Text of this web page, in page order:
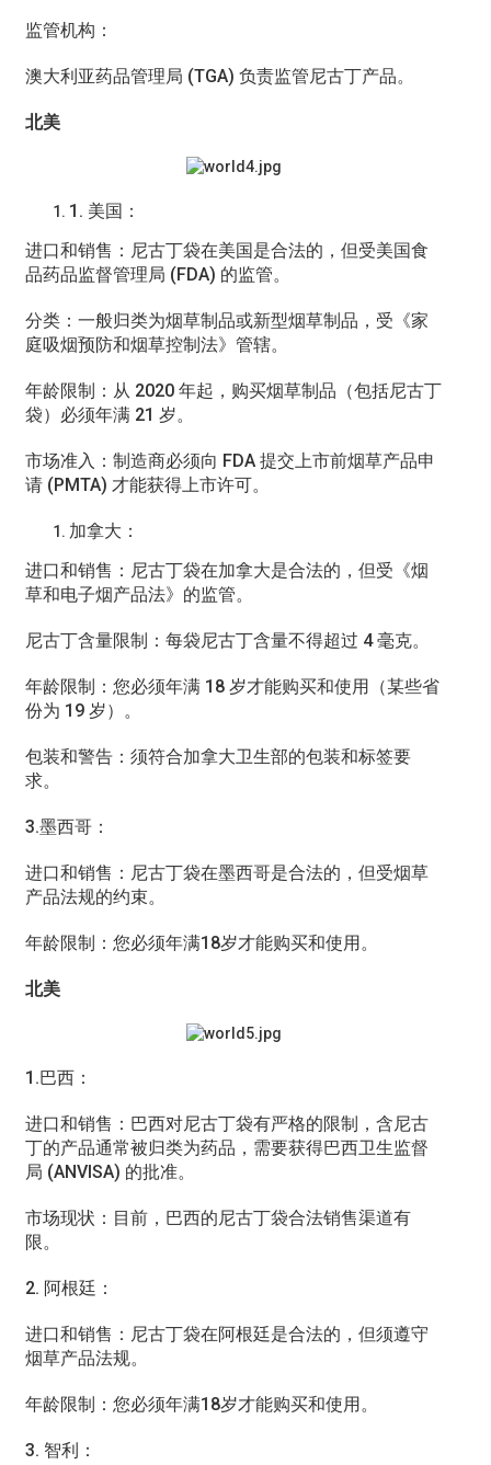
监管机构：
澳大利亚药品管理局 (TGA) 负责监管尼古丁产品。
北美
1. 美国：
进口和销售：尼古丁袋在美国是合法的，但受美国食
品药品监督管理局 (FDA) 的监管。
分类：一般归类为烟草制品或新型烟草制品，受《家
庭吸烟预防和烟草控制法》管辖。
年龄限制：从 2020 年起，购买烟草制品（包括尼古丁
袋）必须年满 21 岁。
市场准入：制造商必须向 FDA 提交上市前烟草产品申
请 (PMTA) 才能获得上市许可。
加拿大：
进口和销售：尼古丁袋在加拿大是合法的，但受《烟
草和电子烟产品法》的监管。
尼古丁含量限制：每袋尼古丁含量不得超过 4 毫克。
年龄限制：您必须年满 18 岁才能购买和使用（某些省
份为 19 岁）。
包装和警告：须符合加拿大卫生部的包装和标签要
求。
3.墨西哥：
进口和销售：尼古丁袋在墨西哥是合法的，但受烟草
产品法规的约束。
年龄限制：您必须年满18岁才能购买和使用。
北美
1.巴西：
进口和销售：巴西对尼古丁袋有严格的限制，含尼古
丁的产品通常被归类为药品，需要获得巴西卫生监督
局 (ANVISA) 的批准。
市场现状：目前，巴西的尼古丁袋合法销售渠道有
限。
2. 阿根廷：
进口和销售：尼古丁袋在阿根廷是合法的，但须遵守
烟草产品法规。
年龄限制：您必须年满18岁才能购买和使用。
3. 智利：